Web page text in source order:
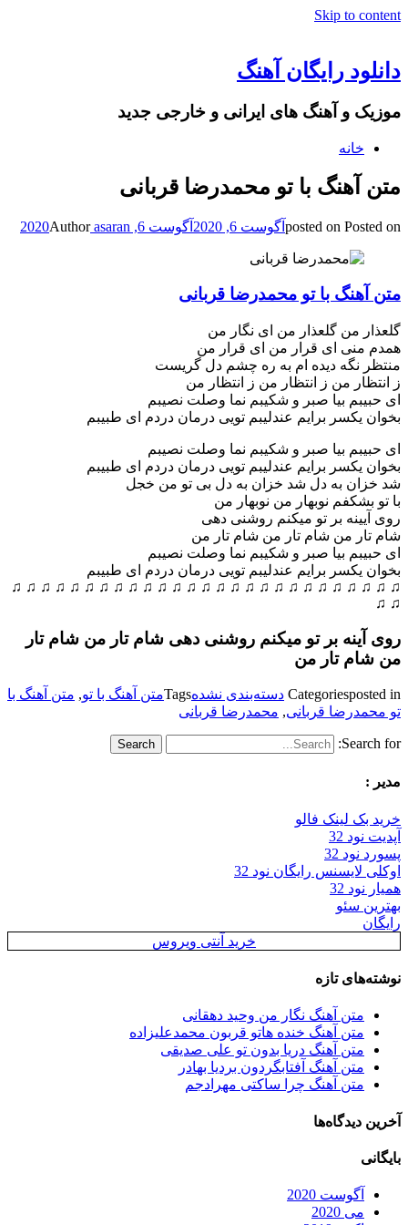
Skip to content
دانلود رایگان آهنگ
موزیک و آهنگ های ایرانی و خارجی جدید
خانه
متن آهنگ با تو محمدرضا قربانی
posted on Posted on آگوست 6, 2020 آگوست 6, 2020 Authorasaran
متن آهنگ با تو محمدرضا قربانی
گلعذار من گلعذار من ای نگار من
همدم منی ای قرار من ای قرار من
منتظر نگه دیده ام به ره چشم دل گریست
ز انتظار من ز انتظار من ز انتظار من
ای حبیبم بیا صبر و شکیبم نما وصلت نصیبم
بخوان یکسر برایم عندلیبم تویی درمان دردم ای طبیبم
ای حبیبم بیا صبر و شکیبم نما وصلت نصیبم
بخوان یکسر برایم عندلیبم تویی درمان دردم ای طبیبم
شد خزان به دل شد خزان به دل بی تو من خجل
با تو بشکفم نوبهار من نوبهار من
روی آیینه بر تو میکنم روشنی دهی
شام تار من شام تار من شام تار من
ای حبیبم بیا صبر و شکیبم نما وصلت نصیبم
بخوان یکسر برایم عندلیبم تویی درمان دردم ای طبیبم
♫ ♫ ♫ ♫ ♫ ♫ ♫ ♫ ♫ ♫ ♫ ♫ ♫ ♫ ♫ ♫ ♫ ♫ ♫ ♫ ♫ ♫ ♫ ♫ ♫ ♫ ♫
♫ ♫
روی آینه بر تو میکنم روشنی دهی شام تار من شام تار
من شام تار من
Categoriesposted in دسته‌بندی نشدهTagsمتن آهنگ با تو, متن آهنگ با
تو محمدرضا قربانی, محمدرضا قربانی
Search for:
مدیر :
خرید بک لینک فالو
آپدیت نود 32
پسورد نود 32
اوکلی لایسنس رایگان نود 32
همیار نود 32
بهترین سئو
رایگان
خرید آنتی ویروس
نوشته‌های تازه
متن آهنگ نگار من وحید دهقانی
متن آهنگ خنده هاتو قربون محمدعلیزاده
متن آهنگ دریا بدون تو علی صدیقی
متن آهنگ آفتابگردون بردیا بهادر
متن آهنگ چرا ساکتی مهرادجم
آخرین دیدگاه‌ها
بایگانی
آگوست 2020
می 2020